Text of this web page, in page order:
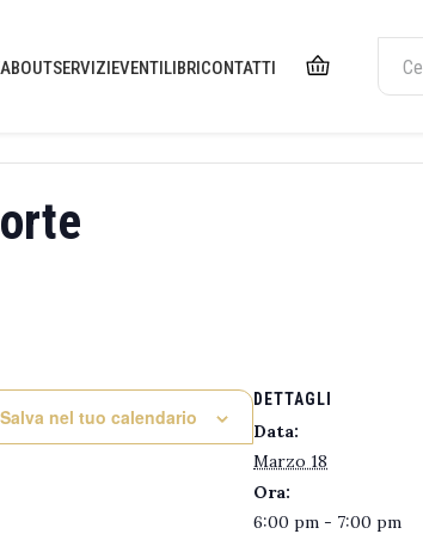
ABOUTSERVIZIEVENTILIBRICONTATTI
Salva nel tuo calendario
DETTAGLI
Data:
Marzo 18
Ora:
6:00 pm - 7:00 pm